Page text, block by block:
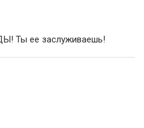
Ты ее заслуживаешь!